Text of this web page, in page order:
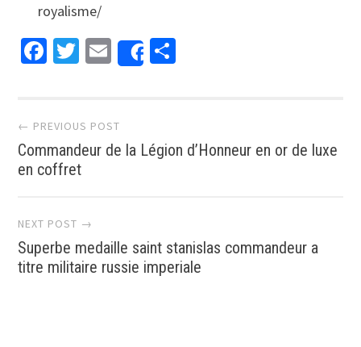
royalisme/
Facebook
Twitter
EmailShare
Post navigation
← PREVIOUS POST
Commandeur de la Légion d’Honneur en or de luxe
en coffret
NEXT POST →
Superbe medaille saint stanislas commandeur a
titre militaire russie imperiale